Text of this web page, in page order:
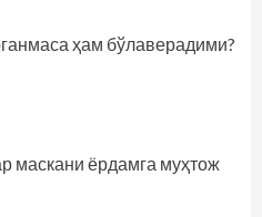
ҳам бўлаверадими?
маскани ёрдамга муҳтож